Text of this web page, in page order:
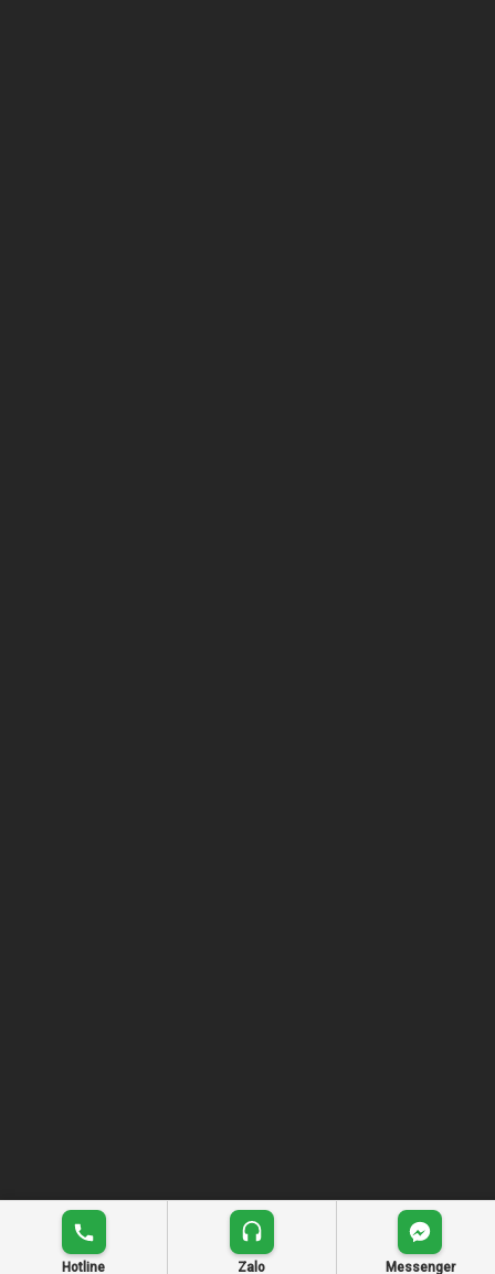
Hotline Zalo Messenger